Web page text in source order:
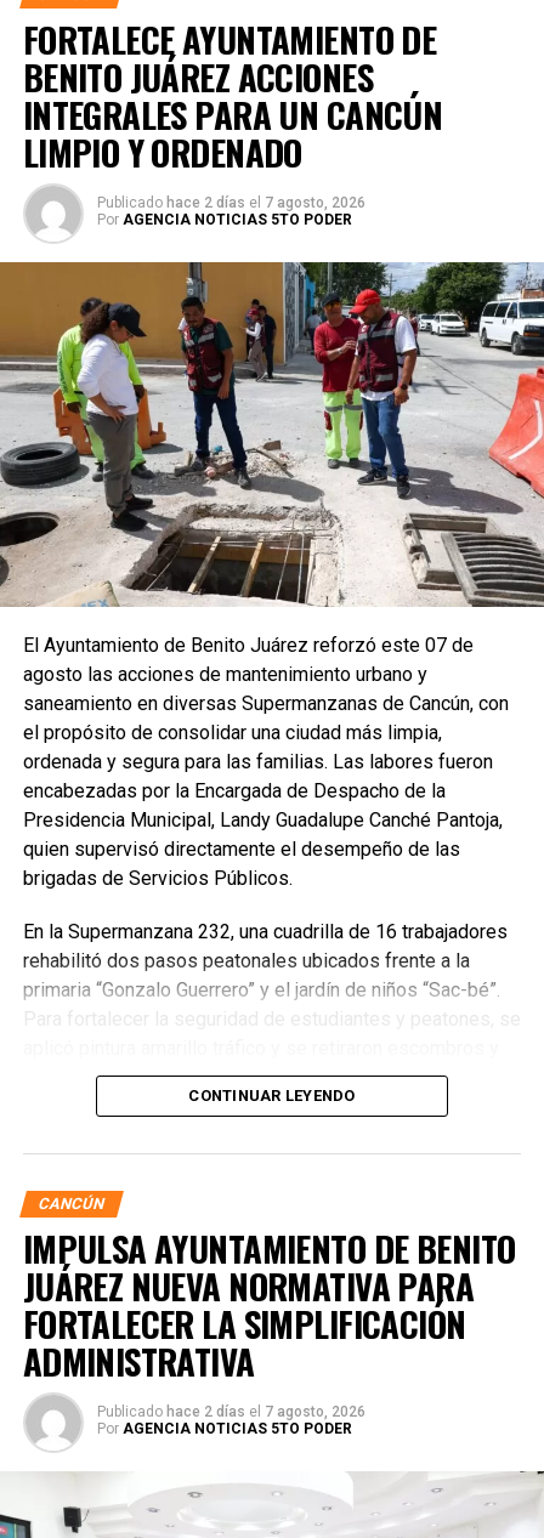
FORTALECE AYUNTAMIENTO DE
BENITO JUÁREZ ACCIONES
INTEGRALES PARA UN CANCÚN
LIMPIO Y ORDENADO
Publicado hace 2 días el 7 agosto, 2026
Por AGENCIA NOTICIAS 5TO PODER
El Ayuntamiento de Benito Juárez reforzó este 07 de
agosto las acciones de mantenimiento urbano y
saneamiento en diversas Supermanzanas de Cancún, con
el propósito de consolidar una ciudad más limpia,
ordenada y segura para las familias. Las labores fueron
encabezadas por la Encargada de Despacho de la
Presidencia Municipal, Landy Guadalupe Canché Pantoja,
quien supervisó directamente el desempeño de las
brigadas de Servicios Públicos.
En la Supermanzana 232, una cuadrilla de 16 trabajadores
rehabilitó dos pasos peatonales ubicados frente a la
primaria “Gonzalo Guerrero” y el jardín de niños “Sac-bé”.
Para fortalecer la seguridad de estudiantes y peatones, se
residuos vegetales acumulados en la zona. Estas
acciones buscan garantizar entornos escolares más
Posteriormente, en la Supermanzana 238, se atendió la
CONTINUAR LEYENDO
CANCÚN
IMPULSA AYUNTAMIENTO DE BENITO
JUÁREZ NUEVA NORMATIVA PARA
FORTALECER LA SIMPLIFICACIÓN
ADMINISTRATIVA
Publicado hace 2 días el 7 agosto, 2026
Por AGENCIA NOTICIAS 5TO PODER